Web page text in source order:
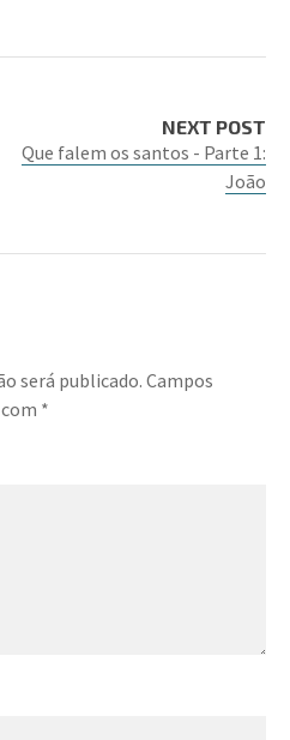
NEXT POST
Que falem os santos - Parte 1:
João
será publicado. Campos
*